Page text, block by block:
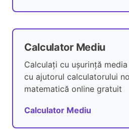
Calculator Mediu
Calculați cu ușurință
cu ajutorul calculatorului
matematică online gratuit
Calculator Mediu